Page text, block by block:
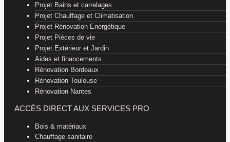
Projet Bains et carrelages
Projet Chauffage et Climatisation
Projet Rénovation Energétique
Projet Pièces de vie
Projet Extérieur et Jardin
Aides et financements
Rénovation Bordeaux
Rénovation Toulouse
Rénovation Nantes
ACCÈS DIRECT AUX SERVICES PRO
Bois & matériaux
Chauffage sanitaire